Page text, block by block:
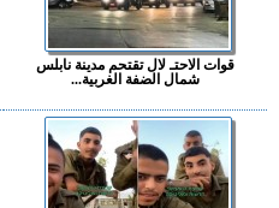
قوات الاحتـ لال تقتحم مدينة نابلس
شمال الضفة الغربية...